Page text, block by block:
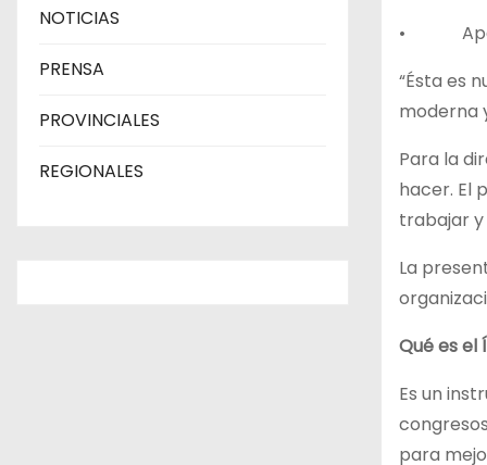
NOTICIAS
PRENSA
PROVINCIALES
REGIONALES
•
“Ésta es
moderna
Para la
hacer. El
trabajar y
La
Qué es el
Es un
para